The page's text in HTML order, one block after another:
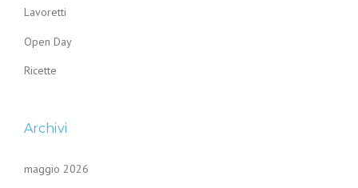
Lavoretti
Open Day
Ricette
Archivi
maggio 2026